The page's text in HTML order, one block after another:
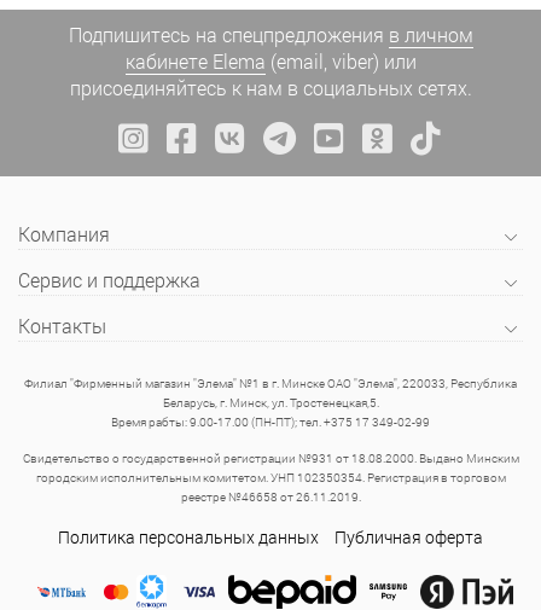
Подпишитесь на спецпредложения в личном
кабинете Elema (email, viber) или
присоединяйтесь к нам в социальных сетях.
Компания
Сервис и поддержка
Контакты
Филиал "Фирменный магазин "Элема" №1 в г. Минске ОАО "Элема", 220033, Республика
Беларусь, г. Минск, ул. Тростенецкая,5.
Время рабты: 9.00-17.00 (ПН-ПТ); тел. +375 17 349-02-99
Свидетельство о государственной регистрации №931 от 18.08.2000. Выдано Минским
городским исполнительным комитетом. УНП 102350354. Регистрация в торговом
реестре №46658 от 26.11.2019.
Политика персональных данных Публичная оферта